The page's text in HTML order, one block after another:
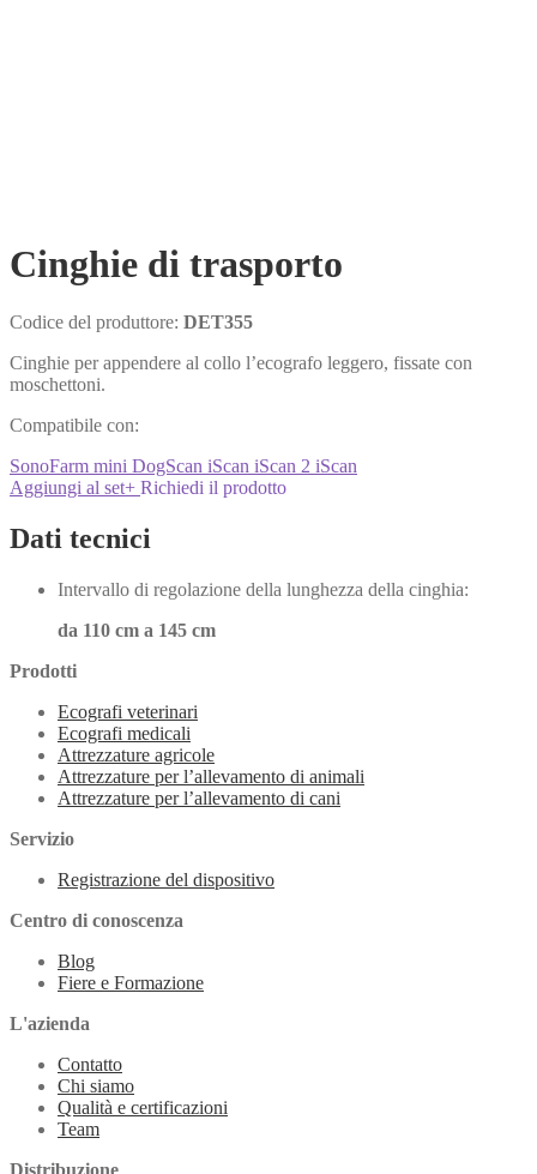
Cinghie di trasporto
Codice del produttore: DET355
Cinghie per appendere al collo l’ecografo leggero, fissate con
moschettoni.
Compatibile con:
SonoFarm mini DogScan iScan iScan 2 iScan
Aggiungi al set+ Richiedi il prodotto
Dati tecnici
Intervallo di regolazione della lunghezza della cinghia:
da 110 cm a 145 cm
Prodotti
Ecografi veterinari
Ecografi medicali
Attrezzature agricole
Attrezzature per l’allevamento di animali
Attrezzature per l’allevamento di cani
Servizio
Registrazione del dispositivo
Centro di conoscenza
Blog
Fiere e Formazione
L'azienda
Contatto
Chi siamo
Qualità e certificazioni
Team